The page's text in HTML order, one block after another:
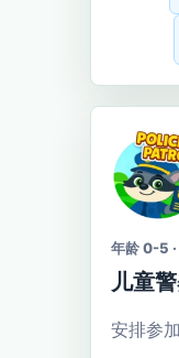
年龄 0-5
儿童
安排参